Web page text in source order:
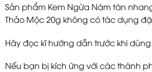
Sản phẩm Kem Ngừa Nám tàn
Thảo Mộc 20g không có tác dụng
Hãy đọc kĩ hướng dẫn trước khi dùng
Nếu bạn bị kích ứng với các thành